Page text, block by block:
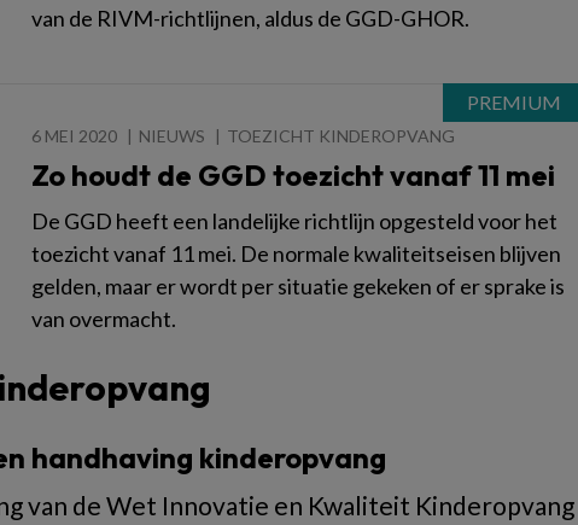
van de RIVM-richtlijnen, aldus de GGD-GHOR.
6 MEI 2020 NIEUWS TOEZICHT KINDEROPVANG
Zo houdt de GGD toezicht vanaf 11 mei
De GGD heeft een landelijke richtlijn opgesteld voor het
toezicht vanaf 11 mei. De normale kwaliteitseisen blijven
gelden, maar er wordt per situatie gekeken of er sprake is
van overmacht.
handhaving kinderopvang
van de Wet Innovatie en Kwaliteit Kinderopvang